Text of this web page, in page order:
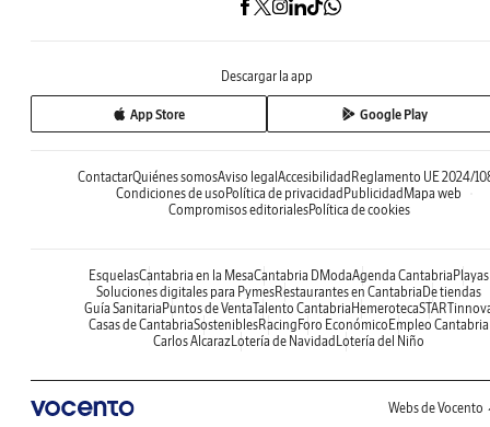
Descargar la app
App Store Google Play
ContactarQuiénes somosAviso legal Accesibilidad Reglamento UE 2024/
Condiciones de uso Política de privacidad Publicidad Mapa web
Compromisos editorialesPolítica de cookies
EsquelasCantabria en la MesaCantabria DModaAgenda Cantabria Playas
Soluciones digitales para PymesRestaurantes en Cantabria De tiendas
Guía Sanitaria Puntos de VentaTalento Cantabria Hemeroteca
Casas de CantabriaSosteniblesRacing Foro Económico Empleo Cantabria
Carlos AlcarazLotería de Navidad Lotería del Niño
Webs de Vocento